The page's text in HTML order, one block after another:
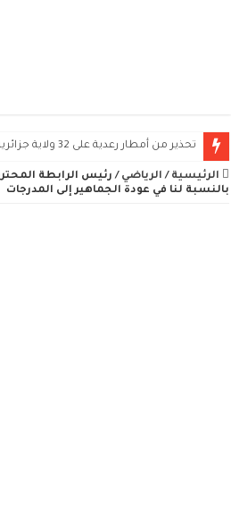
تحذير من أمطار رعدية على 32 ولاية جزائرية اليوم.. الكميات قد تتجاوز 15 ملم
الرئيسية / الرياضي / رئيس الرابطة
بالنسبة لنا في عودة الجماهير إلى المدرجات